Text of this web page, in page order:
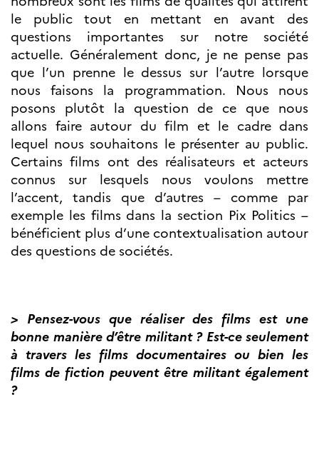
le public tout en mettant en avant des
questions importantes sur notre société
actuelle. Généralement donc, je ne pense pas
que l’un prenne le dessus sur l’autre lorsque
nous faisons la programmation. Nous nous
posons plutôt la question de ce que nous
allons faire autour du film et le cadre dans
lequel nous souhaitons le présenter au public.
Certains films ont des réalisateurs et acteurs
connus sur lesquels nous voulons mettre
l’accent, tandis que d’autres – comme par
exemple les films dans la section Pix Politics –
bénéficient plus d’une contextualisation autour
des questions de sociétés.
> Pensez-vous que réaliser des films est une
bonne manière d’être militant ? Est-ce seulement
à travers les films documentaires ou bien les
films de fiction peuvent être militant également
?